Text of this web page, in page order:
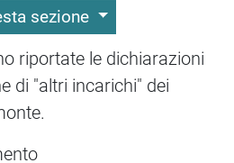
sezione
riportate le dichiarazioni
di "altri incarichi" dei